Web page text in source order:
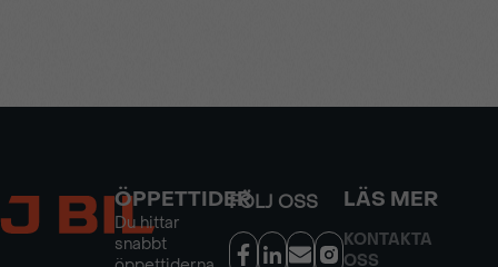
ÖPPETTIDER
Du hittar
snabbt
FÖLJ OSS LÄS MER
KONTAKTA
OSS